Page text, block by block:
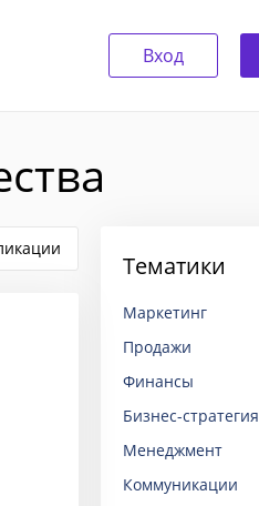
Вход
Тематики
Маркетинг
Продажи
Финансы
Бизнес-стратегия
Менеджмент
Коммуникации